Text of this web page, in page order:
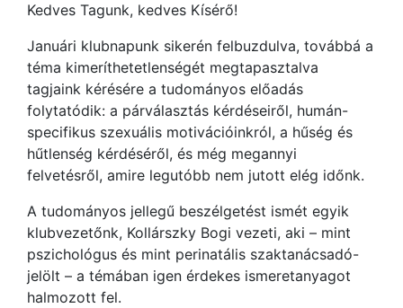
Kedves Tagunk, kedves Kísérő!
Januári klubnapunk sikerén felbuzdulva, továbbá a
téma kimeríthetetlenségét megtapasztalva
tagjaink kérésére a tudományos előadás
folytatódik: a párválasztás kérdéseiről, humán-
specifikus szexuális motivációinkról, a hűség és
hűtlenség kérdéséről, és még megannyi
felvetésről, amire legutóbb nem jutott elég időnk.
A tudományos jellegű beszélgetést ismét egyik
klubvezetőnk, Kollárszky Bogi vezeti, aki – mint
pszichológus és mint perinatális szaktanácsadó-
jelölt – a témában igen érdekes ismeretanyagot
halmozott fel.